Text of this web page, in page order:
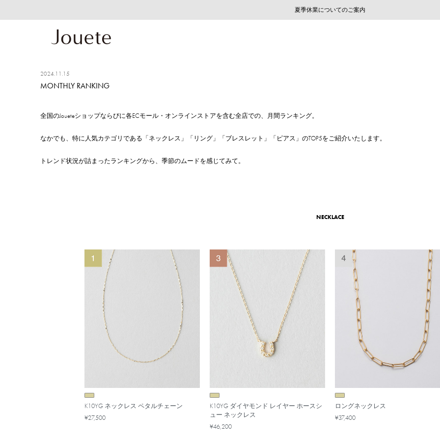
採用のご案内
ご注文いただいたお品物のお届け状況について
夏季休業についてのご案内
WEB LIMITED ITEMS >>
採用のご案内
ご注文いただいたお品物のお届け状況について
2024.11.15
MONTHLY RANKING
全国のJoueteショップならびに各ECモール・オンラインストアを含む全店での、月間ランキング。
なかでも、特に人気カテゴリである「ネックレス」「リング」「ブレスレット」「ピアス」のTOP5をご紹介いたします。
トレンド状況が詰まったランキングから、季節のムードを感じてみて。
NECKLACE
K10YG ネックレス ペタルチェーン
¥27,500
K10YG ダイヤモンド レイヤー ホースシ
ュー ネックレス
¥46,200
ロングネックレス
¥37,400